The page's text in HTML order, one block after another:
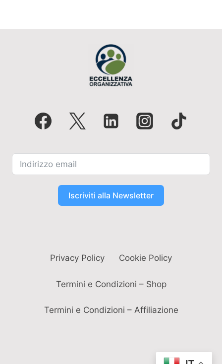
Iscriviti alla Newsletter
Privacy Policy Cookie Policy
Termini e Condizioni – Shop
Termini e Condizioni – Affiliazione